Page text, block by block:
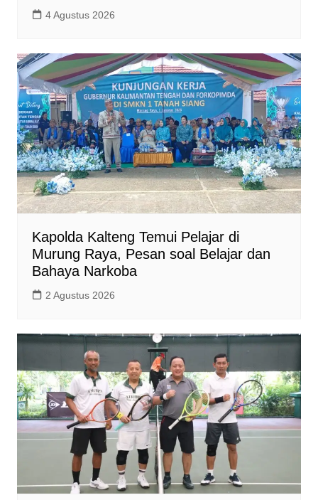
4 Agustus 2026
Kapolda Kalteng Temui Pelajar di
Murung Raya, Pesan soal Belajar dan
Bahaya Narkoba
2 Agustus 2026